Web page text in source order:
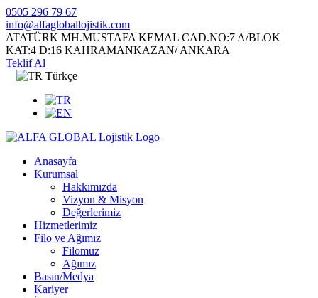
0505 296 79 67
info@alfagloballojistik.com
ATATÜRK MH.MUSTAFA KEMAL CAD.NO:7 A/BLOK
KAT:4 D:16 KAHRAMANKAZAN/ ANKARA
Teklif Al
Türkçe
Anasayfa
Kurumsal
Hakkımızda
Vizyon & Misyon
Değerlerimiz
Hizmetlerimiz
Filo ve Ağımız
Filomuz
Ağımız
Basın/Medya
Kariyer